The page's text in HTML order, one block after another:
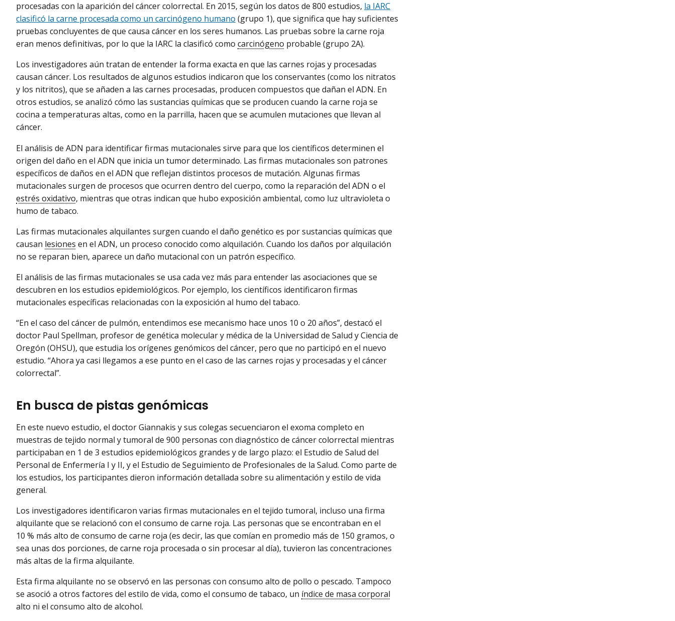
procesadas con la aparición del cáncer colorrectal. En 2015, según los datos de 800 estudios, la IARC
clasificó la carne procesada como un carcinógeno humano (grupo 1), que significa que hay suficientes
pruebas concluyentes de que causa cáncer en los seres humanos. Las pruebas sobre la carne roja
eran menos definitivas, por lo que la IARC la clasificó como carcinógeno probable (grupo 2A).
Los investigadores aún tratan de entender la forma exacta en que las carnes rojas y procesadas
causan cáncer. Los resultados de algunos estudios indicaron que los conservantes (como los nitratos
y los nitritos), que se añaden a las carnes procesadas, producen compuestos que dañan el ADN. En
otros estudios, se analizó cómo las sustancias químicas que se producen cuando la carne roja se
cocina a temperaturas altas, como en la parrilla, hacen que se acumulen mutaciones que llevan al
cáncer.
El análisis de ADN para identificar firmas mutacionales sirve para que los científicos determinen el
origen del daño en el ADN que inicia un tumor determinado. Las firmas mutacionales son patrones
específicos de daños en el ADN que reflejan distintos procesos de mutación. Algunas firmas
mutacionales surgen de procesos que ocurren dentro del cuerpo, como la reparación del ADN o el
estrés oxidativo, mientras que otras indican que hubo exposición ambiental, como luz ultravioleta o
humo de tabaco.
Las firmas mutacionales alquilantes surgen cuando el daño genético es por sustancias químicas que
causan lesiones en el ADN, un proceso conocido como alquilación. Cuando los daños por alquilación
no se reparan bien, aparece un daño mutacional con un patrón específico.
El análisis de las firmas mutacionales se usa cada vez más para entender las asociaciones que se
descubren en los estudios epidemiológicos. Por ejemplo, los científicos identificaron firmas
mutacionales específicas relacionadas con la exposición al humo del tabaco.
“En el caso del cáncer de pulmón, entendimos ese mecanismo hace unos 10 o 20 años”, destacó el
doctor Paul Spellman, profesor de genética molecular y médica de la Universidad de Salud y Ciencia de
Oregón (OHSU), que estudia los orígenes genómicos del cáncer, pero que no participó en el nuevo
estudio. “Ahora ya casi llegamos a ese punto en el caso de las carnes rojas y procesadas y el cáncer
colorrectal”.
En busca de pistas genómicas
En este nuevo estudio, el doctor Giannakis y sus colegas secuenciaron el exoma completo en
muestras de tejido normal y tumoral de 900 personas con diagnóstico de cáncer colorrectal mientras
participaban en 1 de 3 estudios epidemiológicos grandes y de largo plazo: el Estudio de Salud del
Personal de Enfermería I y II, y el Estudio de Seguimiento de Profesionales de la Salud. Como parte de
los estudios, los participantes dieron información detallada sobre su alimentación y estilo de vida
general.
Los investigadores identificaron varias firmas mutacionales en el tejido tumoral, incluso una firma
alquilante que se relacionó con el consumo de carne roja. Las personas que se encontraban en el
10 % más alto de consumo de carne roja (es decir, las que comían en promedio más de 150 gramos, o
sea unas dos porciones, de carne roja procesada o sin procesar al día), tuvieron las concentraciones
más altas de la firma alquilante.
Esta firma alquilante no se observó en las personas con consumo alto de pollo o pescado. Tampoco
se asoció a otros factores del estilo de vida, como el consumo de tabaco, un índice de masa corporal
alto ni el consumo alto de alcohol.